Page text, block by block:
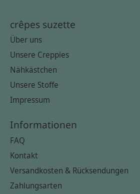
crêpes suzette
Über uns
Unsere Creppies
Nähkästchen
Unsere Stoffe
Impressum
Informationen
FAQ
Kontakt
Versandkosten & Rücksendungen
Zahlungsarten